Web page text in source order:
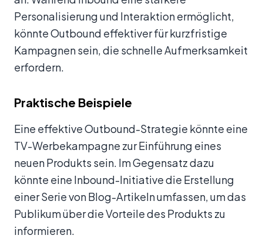
Personalisierung und Interaktion ermöglicht,
könnte Outbound effektiver für kurzfristige
Kampagnen sein, die schnelle Aufmerksamkeit
erfordern.
Praktische Beispiele
Eine effektive Outbound-Strategie könnte eine
TV-Werbekampagne zur Einführung eines
neuen Produkts sein. Im Gegensatz dazu
könnte eine Inbound-Initiative die Erstellung
einer Serie von Blog-Artikeln umfassen, um das
Publikum über die Vorteile des Produkts zu
informieren.